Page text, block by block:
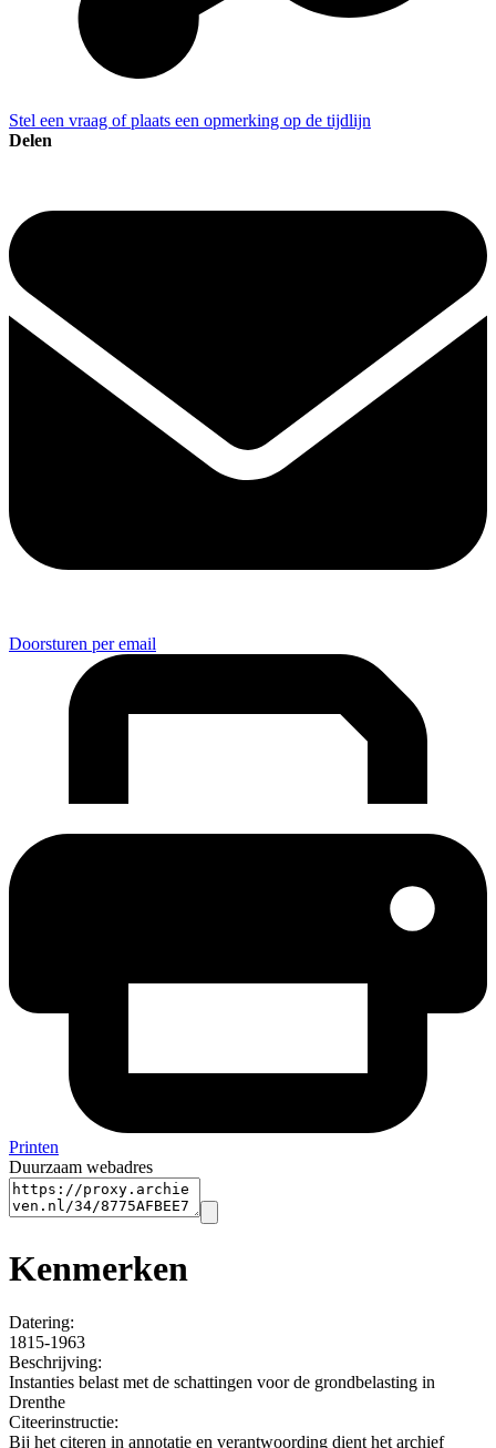
Stel een vraag of plaats een opmerking op de tijdlijn
Delen
Doorsturen per email
Printen
Duurzaam webadres
Kenmerken
Datering:
1815-1963
Beschrijving:
Instanties belast met de schattingen voor de grondbelasting in
Drenthe
Citeerinstructie:
Bij het citeren in annotatie en verantwoording dient het archief